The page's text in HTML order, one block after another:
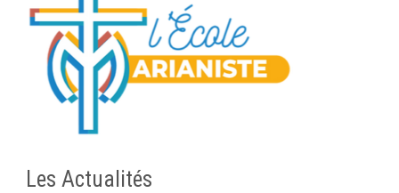
Les Actualités